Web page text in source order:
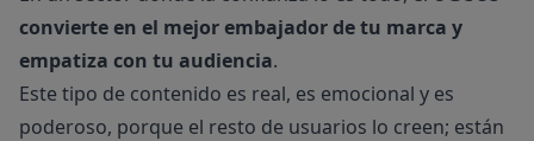
convierte en el mejor embajador de tu marca y
empatiza con tu audiencia.
Este tipo de contenido es real, es emocional y es
poderoso, porque el resto de usuarios lo creen; están